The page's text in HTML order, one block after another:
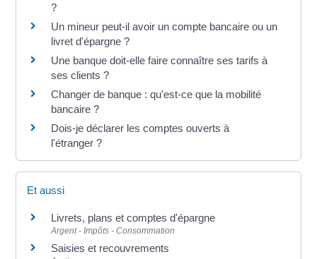
?
Un mineur peut-il avoir un compte bancaire ou un
livret d'épargne ?
Une banque doit-elle faire connaître ses tarifs à
ses clients ?
Changer de banque : qu'est-ce que la mobilité
bancaire ?
Dois-je déclarer les comptes ouverts à
l'étranger ?
Et aussi
Livrets, plans et comptes d'épargne
Argent - Impôts - Consommation
Saisies et recouvrements